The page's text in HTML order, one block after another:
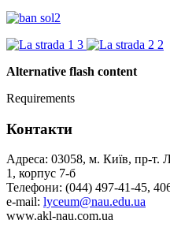
Alternative flash content
Requirements
Контакти
Адреса: 03058, м. Київ, пр-т.
1, корпус 7-б
Телефони: (044) 497-41-45,
e-mail: lyceum@nau.edu.ua
www.akl-nau.com.ua